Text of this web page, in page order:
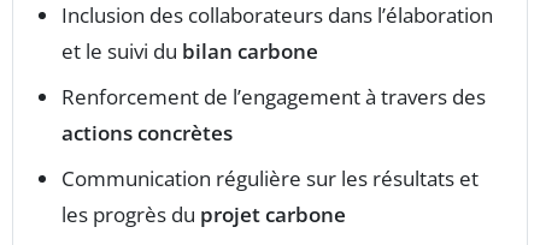
Inclusion des collaborateurs dans l’élaboration
et le suivi du bilan carbone
Renforcement de l’engagement à travers des
actions concrètes
Communication régulière sur les résultats et
les progrès du projet carbone